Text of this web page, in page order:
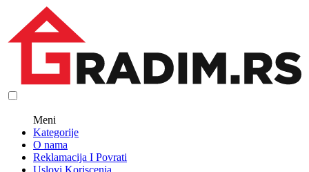
Meni
Kategorije
O nama
Reklamacija I Povrati
Uslovi Koriscenja